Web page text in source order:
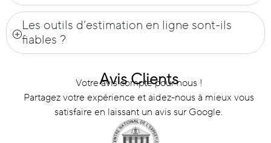
Les outils d’estimation en ligne sont-ils
fiables ?
Avis Clients
Votre avis compte pour nous !
Partagez votre expérience et aidez-nous à mieux vous
satisfaire en laissant un avis sur Google.